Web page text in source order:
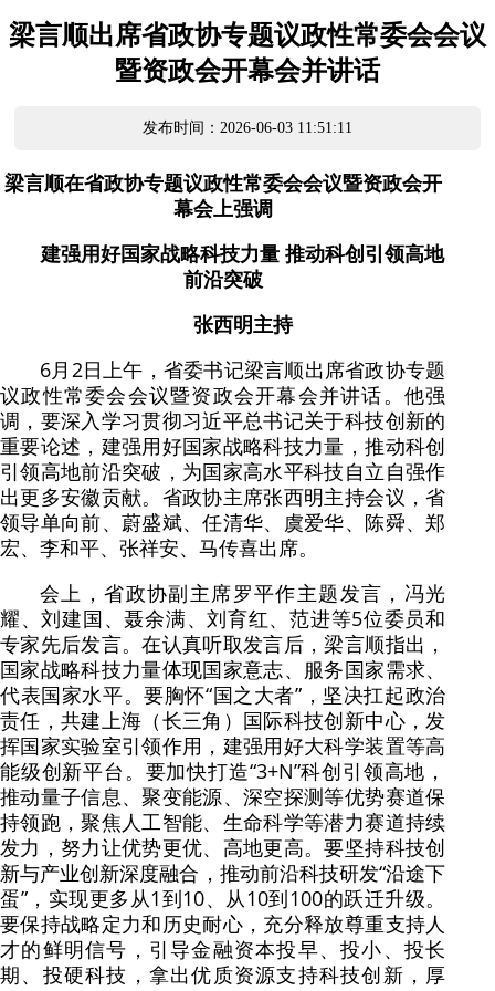
梁言顺出席省政协专题议政性常委会会议
暨资政会开幕会并讲话
发布时间：2026-06-03 11:51:11
梁言顺在省政协专题议政性常委会会议暨资政会开
幕会上强调
建强用好国家战略科技力量 推动科创引领高地
前沿突破
张西明主持
6月2日上午，省委书记梁言顺出席省政协专题
议政性常委会会议暨资政会开幕会并讲话。他强
调，要深入学习贯彻习近平总书记关于科技创新的
重要论述，建强用好国家战略科技力量，推动科创
引领高地前沿突破，为国家高水平科技自立自强作
出更多安徽贡献。省政协主席张西明主持会议，省
领导单向前、蔚盛斌、任清华、虞爱华、陈舜、郑
宏、李和平、张祥安、马传喜出席。
会上，省政协副主席罗平作主题发言，冯光
耀、刘建国、聂余满、刘育红、范进等5位委员和
专家先后发言。在认真听取发言后，梁言顺指出，
国家战略科技力量体现国家意志、服务国家需求、
代表国家水平。要胸怀“国之大者”，坚决扛起政治
责任，共建上海（长三角）国际科技创新中心，发
挥国家实验室引领作用，建强用好大科学装置等高
能级创新平台。要加快打造“3+N”科创引领高地，
推动量子信息、聚变能源、深空探测等优势赛道保
持领跑，聚焦人工智能、生命科学等潜力赛道持续
发力，努力让优势更优、高地更高。要坚持科技创
新与产业创新深度融合，推动前沿科技研发“沿途下
蛋”，实现更多从1到10、从10到100的跃迁升级。
要保持战略定力和历史耐心，充分释放尊重支持人
才的鲜明信号，引导金融资本投早、投小、投长
期、投硬科技，拿出优质资源支持科技创新，厚